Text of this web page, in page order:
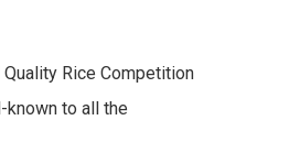
Rice Competition
to all the